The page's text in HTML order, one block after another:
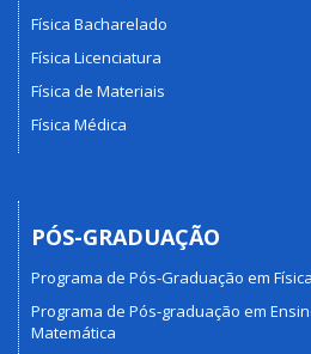
Física Bacharelado
Física Licenciatura
Física de Materiais
Física Médica
PÓS-GRADUAÇÃO
Programa de Pós-Graduação em Física
Programa de Pós-graduação em
Matemática